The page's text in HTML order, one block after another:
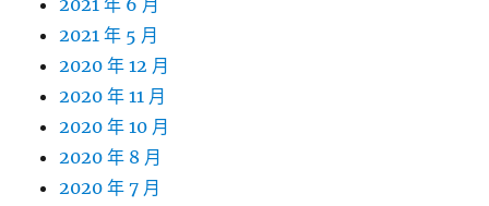
2021 年 6 月
2021 年 5 月
2020 年 12 月
2020 年 11 月
2020 年 10 月
2020 年 8 月
2020 年 7 月